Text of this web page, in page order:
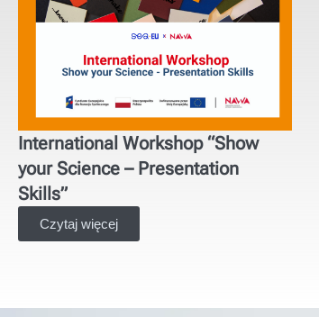
International Workshop “Show
your Science – Presentation
Skills”
Czytaj więcej